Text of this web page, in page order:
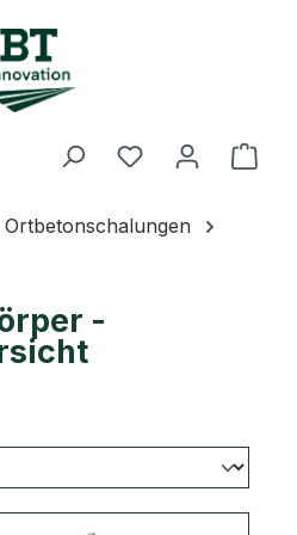
Du hast 0
Ortbetonschalungen
-